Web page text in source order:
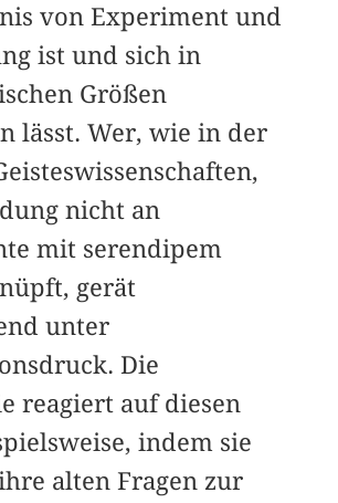
von Experiment und
ist und sich in
Größen
lässt. Wer, wie in der
nicht an
mit serendipem
gerät
unter
Die
reagiert auf diesen
indem sie
alten Fragen zur